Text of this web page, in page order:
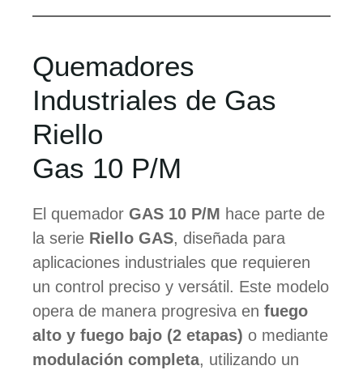
Quemadores
Industriales de Gas
Riello
Gas 10 P/M
El quemador GAS 10 P/M hace parte de
la serie Riello GAS, diseñada para
aplicaciones industriales que requieren
un control preciso y versátil. Este modelo
opera de manera progresiva en fuego
alto y fuego bajo (2 etapas) o mediante
modulación completa, utilizando un